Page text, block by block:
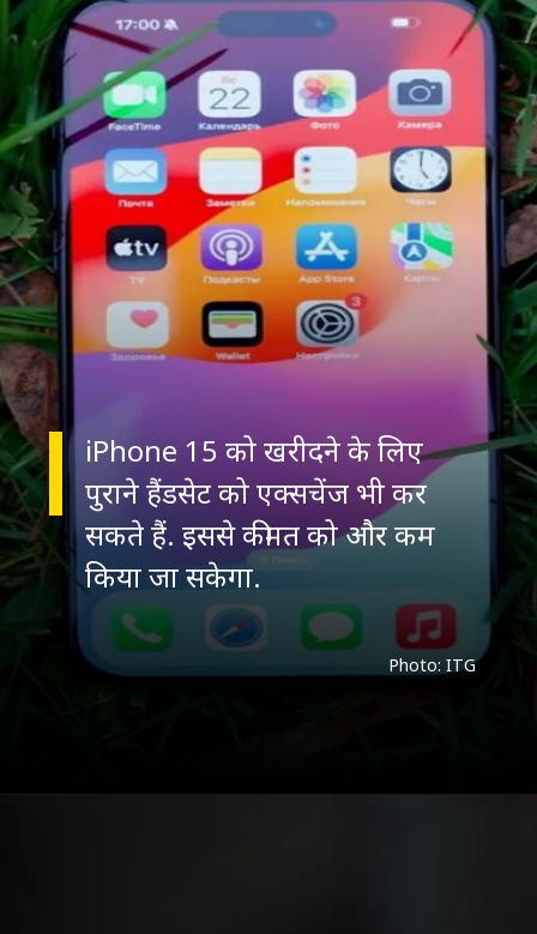
iPhone 15 को खरीदने के लिए
पुराने हैंडसेट को एक्सचेंज भी कर
सकते हैं. इससे कीमत को और कम
किया जा सकेगा.
Photo: ITG